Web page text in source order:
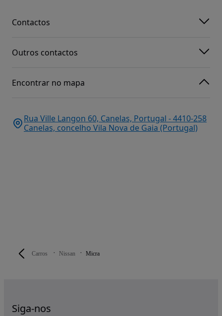
Carros Nissan Micra
Contactos
Outros contactos
Encontrar no mapa
Rua Ville Langon 60, Canelas, Portugal - 4410-258
Canelas, concelho Vila Nova de Gaia (Portugal)
Siga-nos